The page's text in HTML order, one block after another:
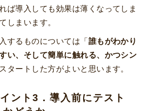
ば導入しても効果は薄くなってしま
しまいます。
するものについては「 誰もがわかり
い、そして簡単に触れる、かつシン
タートした方がよいと思います。
ント3．導入前にテスト